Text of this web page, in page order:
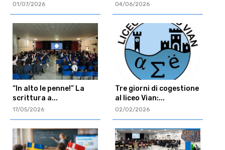
01/07/2026 04/06/2026
“In alto le penne!” La
scrittura a...
17/05/2026
Tre giorni di cogestione
al liceo Vian:...
02/02/2026